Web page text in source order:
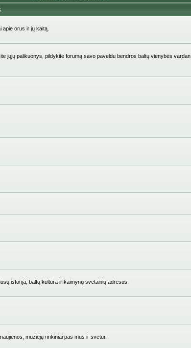
apie orus ir jų kaitą.
jųjų palikuonys, pildykite forumą savo paveldu bendros baltų vienybės vardan.
istorija, baltų kultūra ir kaimynų svetainių adresus.
muziejų rinkiniai pas mus ir svetur.